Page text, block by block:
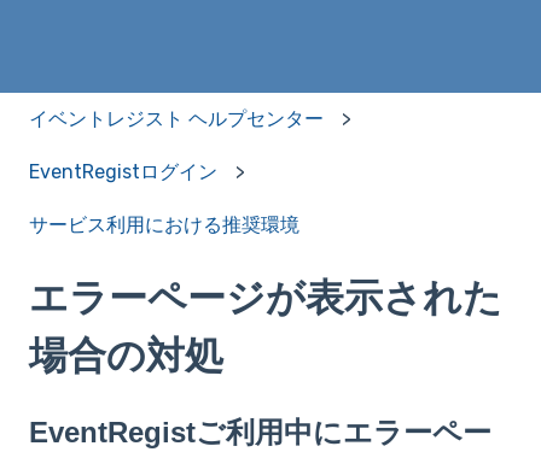
イベントレジスト ヘルプセンター
EventRegistログイン
サービス利用における推奨環境
エラーページが表示された
場合の対処
EventRegistご利用中にエラーペー